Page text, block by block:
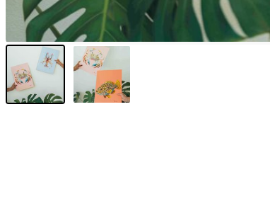
The Kreol Republic
The Little Big People
The Octopus